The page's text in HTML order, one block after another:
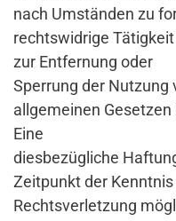
nach Umständen zu
rechtswidrige
zur Entfernung oder
Sperrung der Nutzung
allgemeinen
Eine
diesbezügliche
Zeitpunkt der
Rechtsverletzung